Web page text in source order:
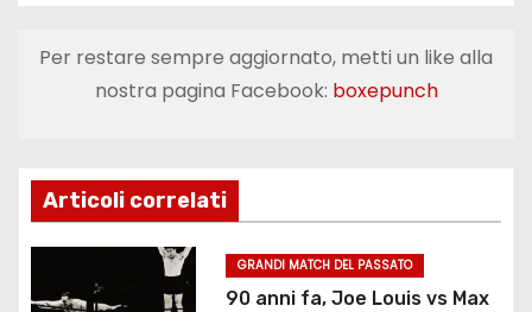
g
i
o
n
Per restare sempre aggiornato, metti un like alla
nostra pagina Facebook: boxepunch
Articoli correlati
GRANDI MATCH DEL PASSATO
90 anni fa, Joe Louis vs Max